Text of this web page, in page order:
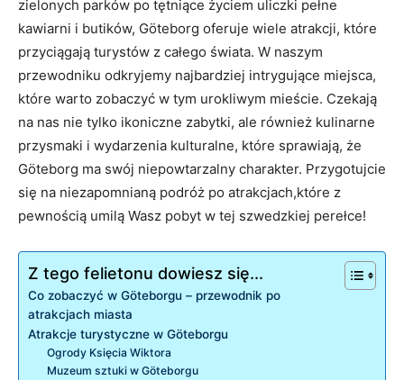
zielonych parków po tętniące życiem uliczki pełne
kawiarni i butików, Göteborg oferuje wiele atrakcji, które
przyciągają turystów z całego świata. W naszym
przewodniku odkryjemy najbardziej intrygujące miejsca,
które warto zobaczyć w tym urokliwym mieście. Czekają
na nas nie tylko ikoniczne zabytki, ale również kulinarne
przysmaki i wydarzenia kulturalne, które sprawiają, że
Göteborg ma swój niepowtarzalny charakter. Przygotujcie
się na niezapomnianą podróż po atrakcjach,które z
pewnością umilą Wasz pobyt w tej szwedzkiej perełce!
Z tego felietonu dowiesz się...
Co zobaczyć w Göteborgu – przewodnik po
atrakcjach miasta
Atrakcje turystyczne w Göteborgu
Ogrody Księcia Wiktora
Muzeum sztuki w Göteborgu